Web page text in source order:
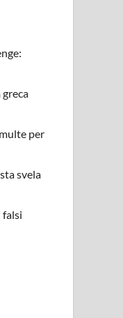
per
svela
falsi